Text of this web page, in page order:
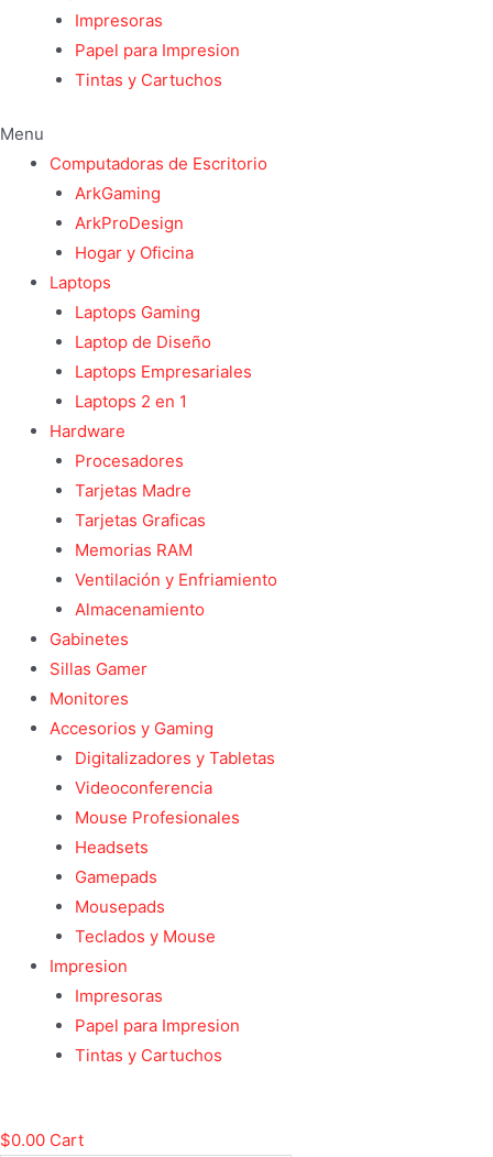
Impresoras
Papel para Impresion
Tintas y Cartuchos
Menu
Computadoras de Escritorio
ArkGaming
ArkProDesign
Hogar y Oficina
Laptops
Laptops Gaming
Laptop de Diseño
Laptops Empresariales
Laptops 2 en 1
Hardware
Procesadores
Tarjetas Madre
Tarjetas Graficas
Memorias RAM
Ventilación y Enfriamiento
Almacenamiento
Gabinetes
Sillas Gamer
Monitores
Accesorios y Gaming
Digitalizadores y Tabletas
Videoconferencia
Mouse Profesionales
Headsets
Gamepads
Mousepads
Teclados y Mouse
Impresion
Impresoras
Papel para Impresion
Tintas y Cartuchos
$0.00 Cart